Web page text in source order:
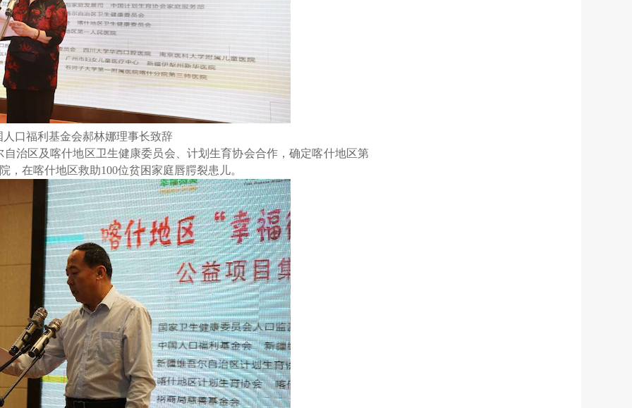
人口福利基金会郝林娜理事长致辞
治区及喀什地区卫生健康委员会、计划生育协会合作，确定喀什地区第
，在喀什地区救助100位贫困家庭唇腭裂患儿。